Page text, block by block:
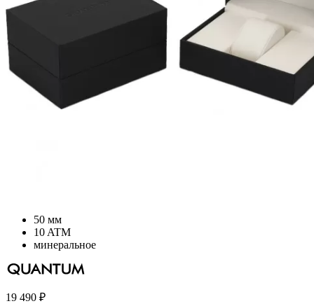
50 мм
10 ATM
минеральное
19 490 ₽